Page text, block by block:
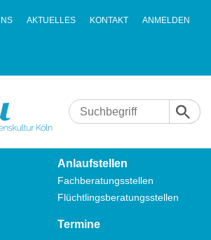
AKTUELLES KONTAKT ANMELDEN
Anlaufstellen
Fachberatungsstellen
Flüchtlingsberatungsstellen
Termine